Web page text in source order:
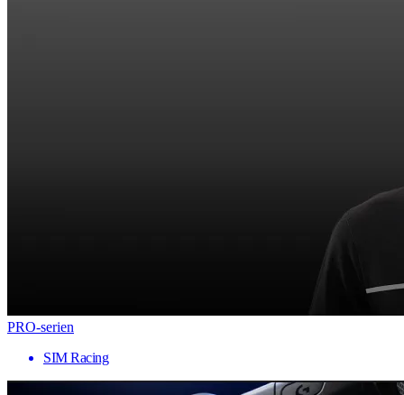
PRO-serien
SIM Racing